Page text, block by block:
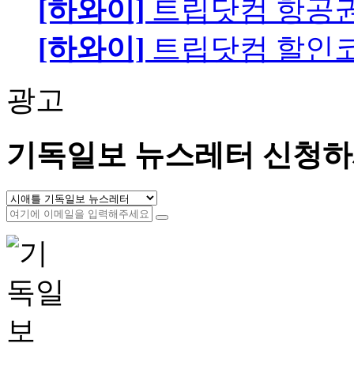
[하와이] 트립닷컴 항공
[하와이] 트립닷컴 할인
광고
기독일보 뉴스레터 신청